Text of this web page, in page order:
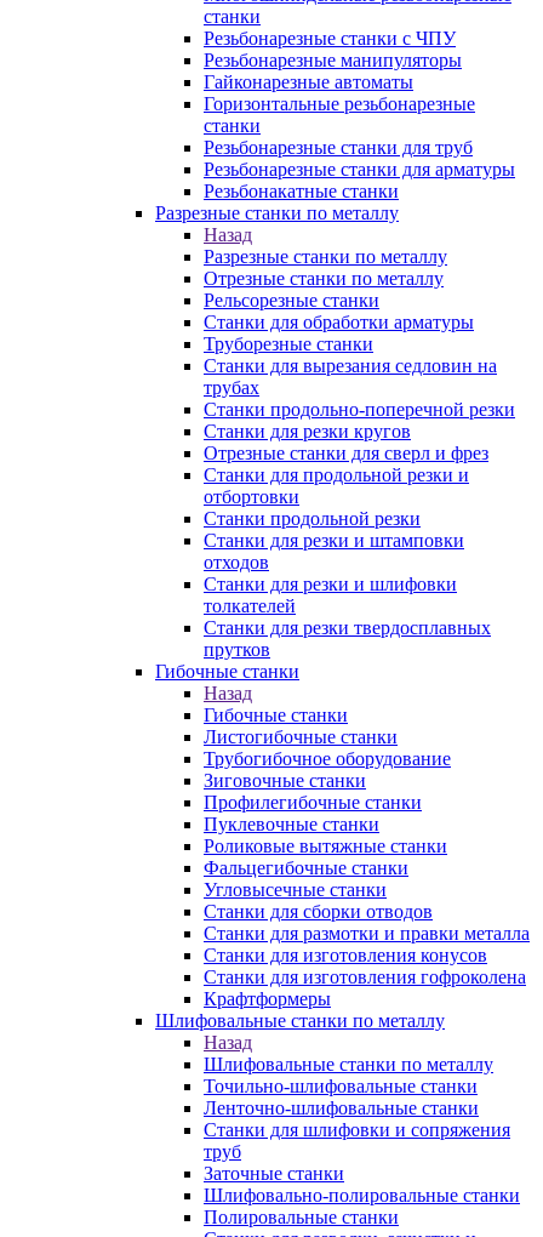
станки
Резьбонарезные станки с ЧПУ
Резьбонарезные манипуляторы
Гайконарезные автоматы
Горизонтальные резьбонарезные
станки
Резьбонарезные станки для труб
Резьбонарезные станки для арматуры
Резьбонакатные станки
Разрезные станки по металлу
Назад
Разрезные станки по металлу
Отрезные станки по металлу
Рельсорезные станки
Станки для обработки арматуры
Труборезные станки
Станки для вырезания седловин на
трубаx
Станки продольно-поперечной резки
Станки для резки кругов
Отрезные станки для сверл и фрез
Станки для продольной резки и
отбортовки
Станки продольной резки
Станки для резки и штамповки
отходов
Станки для резки и шлифовки
толкателей
Станки для резки твердосплавных
прутков
Гибочные станки
Назад
Гибочные станки
Листогибочные станки
Трубогибочное оборудование
Зиговочные станки
Профилегибочные станки
Пуклевочные станки
Роликовые вытяжные станки
Фальцегибочные станки
Угловысечные станки
Станки для сборки отводов
Станки для размотки и правки металла
Станки для изготовления конусов
Станки для изготовления гофроколена
Крафтформеры
Шлифовальные станки по металлу
Назад
Шлифовальные станки по металлу
Точильно-шлифовальные станки
Ленточно-шлифовальные станки
Станки для шлифовки и сопряжения
труб
Заточные станки
Шлифовально-полировальные станки
Полировальные станки